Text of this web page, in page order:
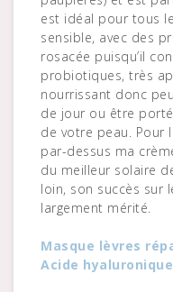
est idéal pour tous
sensible, avec des
rosacée puisqu’il
probiotiques, très
nourrissant donc
de jour ou être
de votre peau. Pour
par-dessus ma
du meilleur solaire
loin, son succès sur
largement mérité.
Masque lèvres
Acide